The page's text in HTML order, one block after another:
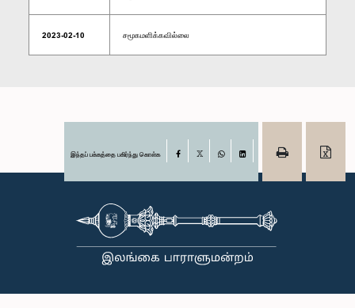
2023-02-10 சமூகமளிக்கவில்லை
இந்தப் பக்கத்தை பகிர்ந்து கொள்க Facebook